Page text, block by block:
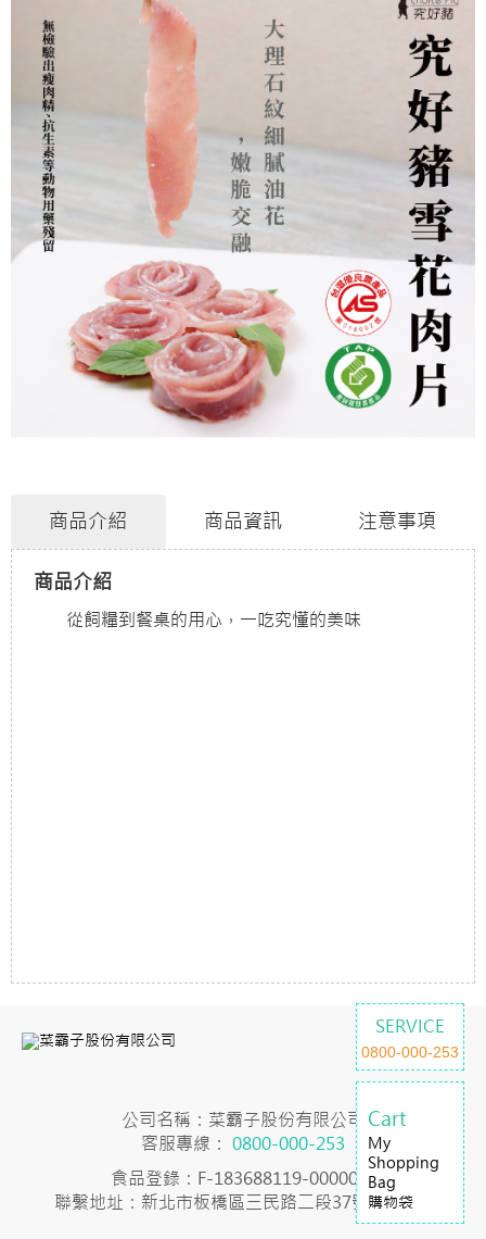
商品介紹 商品資訊 注意事項
商品介紹
從飼糧到餐桌的用心，一吃究懂的美味
SERVICE
0800-000-253
Cart
My
Shopping
Bag
購物袋
公司名稱：菜霸子股份有限公司
客服專線： 0800-000-253
食品登錄：F-183688119-00000-7
聯繫地址：新北市板橋區三民路二段37號23樓之2